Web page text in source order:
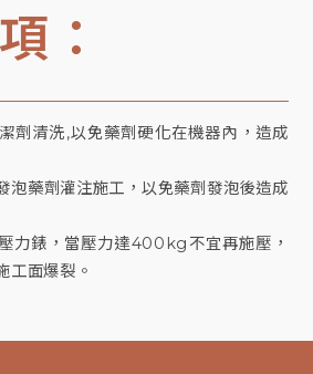
：
劑清洗,以免藥劑硬化在機器內，造成
泡藥劑灌注施工，以免藥劑發泡後造成
力錶，當壓力達400kg不宜再施壓，
工面爆裂。